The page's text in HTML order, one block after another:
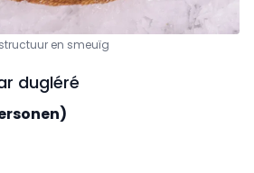
en smeuïg
dugléré